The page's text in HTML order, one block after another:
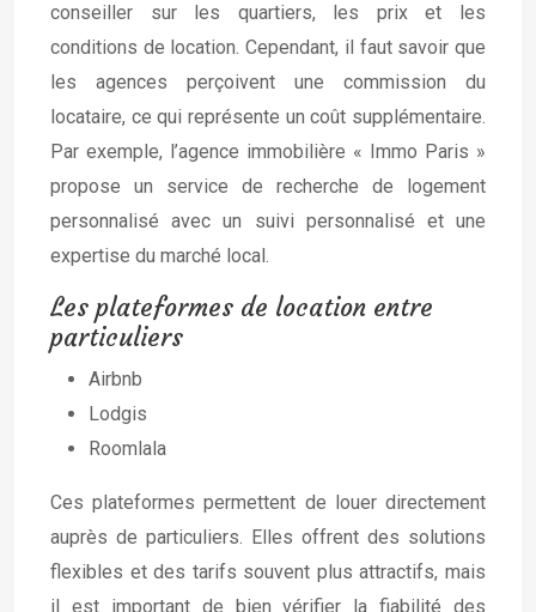
conseiller sur les quartiers, les prix et les
conditions de location. Cependant, il faut savoir que
les agences perçoivent une commission du
locataire, ce qui représente un coût supplémentaire.
Par exemple, l’agence immobilière « Immo Paris »
propose un service de recherche de logement
personnalisé avec un suivi personnalisé et une
expertise du marché local.
Les plateformes de location entre
particuliers
Airbnb
Lodgis
Roomlala
Ces plateformes permettent de louer directement
auprès de particuliers. Elles offrent des solutions
flexibles et des tarifs souvent plus attractifs, mais
il est important de bien vérifier la fiabilité des